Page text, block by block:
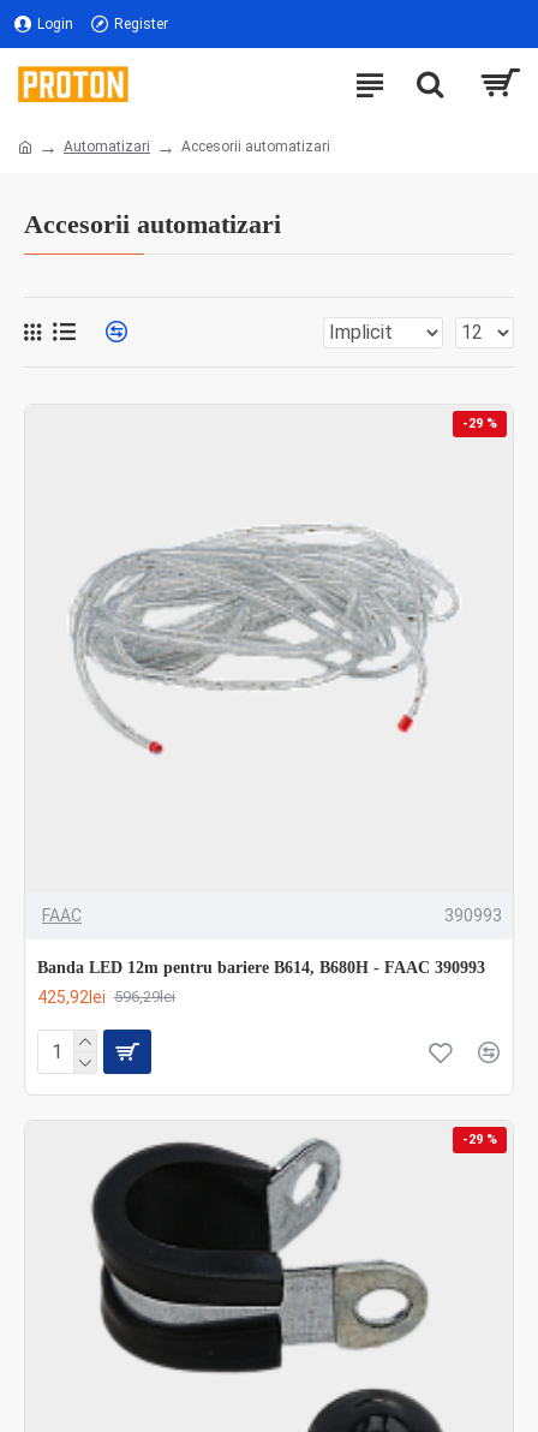
Login Register
Automatizari Accesorii automatizari
Accesorii automatizari
-29 %
FAAC 390993
Banda LED 12m pentru bariere B614, B680H - FAAC 390993
425,92lei 596,29lei
-29 %